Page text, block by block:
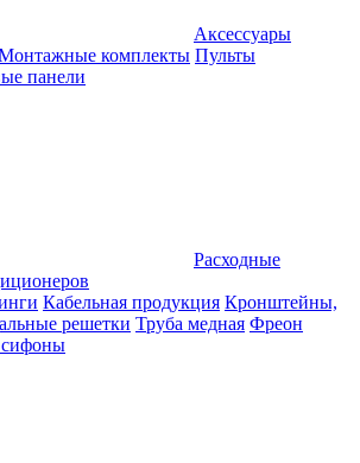
Аксессуары
комплекты Пульты
панели
Расходные
Кабельная продукция Кронштейны,
решетки Труба медная Фреон